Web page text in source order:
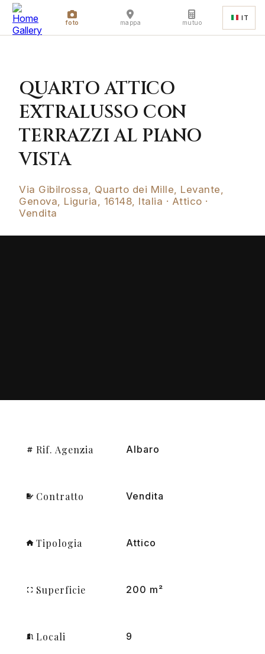
foto mappa mutuo
IT
QUARTO ATTICO
EXTRALUSSO CON
TERRAZZI AL PIANO
VISTA
Via Gibilrossa, Quarto dei Mille, Levante,
Genova, Liguria, 16148, Italia · Attico ·
Vendita
Rif. Agenzia Albaro
Contratto Vendita
Tipologia Attico
Superficie 200 m²
Locali 9